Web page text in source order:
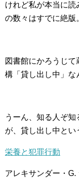
けれど私が本当に
の数々はすでに絶版
図書館にかろうじ
構「貸し出し中」な
うーん、知る人ぞ
が、貸し出し中とい
栄養と犯罪行動
アレキサンダー・G.